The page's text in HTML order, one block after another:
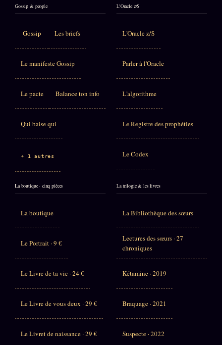
Gossip & people
Gossip Les briefs
Le manifeste Gossip
Le pacte Balance ton info
Qui baise qui
+ 1 autres
L'Oracle z/S
L'Oracle z/S
Parler à l'Oracle
L'algorithme
Le Registre des prophéties
Le Codex
La boutique · cinq pièces
La boutique
Le Portrait · 9 €
Le Livre de ta vie · 24 €
Le Livre de vous deux · 29 €
Le Livret de naissance · 29 €
La trilogie & les livres
La Bibliothèque des sœurs
Lectures des sœurs · 27
chroniques
Kétamine · 2019
Braquage · 2021
Suspecte · 2022